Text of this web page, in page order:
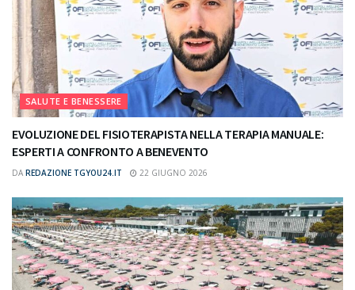
SALUTE E BENESSERE
EVOLUZIONE DEL FISIOTERAPISTA NELLA TERAPIA MANUALE:
ESPERTI A CONFRONTO A BENEVENTO
DA REDAZIONE TGYOU24.IT 22 GIUGNO 2026